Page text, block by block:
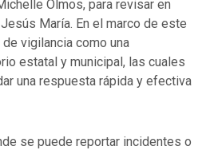
Olmos, para revisar en
María. En el marco de este
vigilancia como una
estatal y municipal, las cuales
una respuesta rápida y efectiva
se puede reportar incidentes o